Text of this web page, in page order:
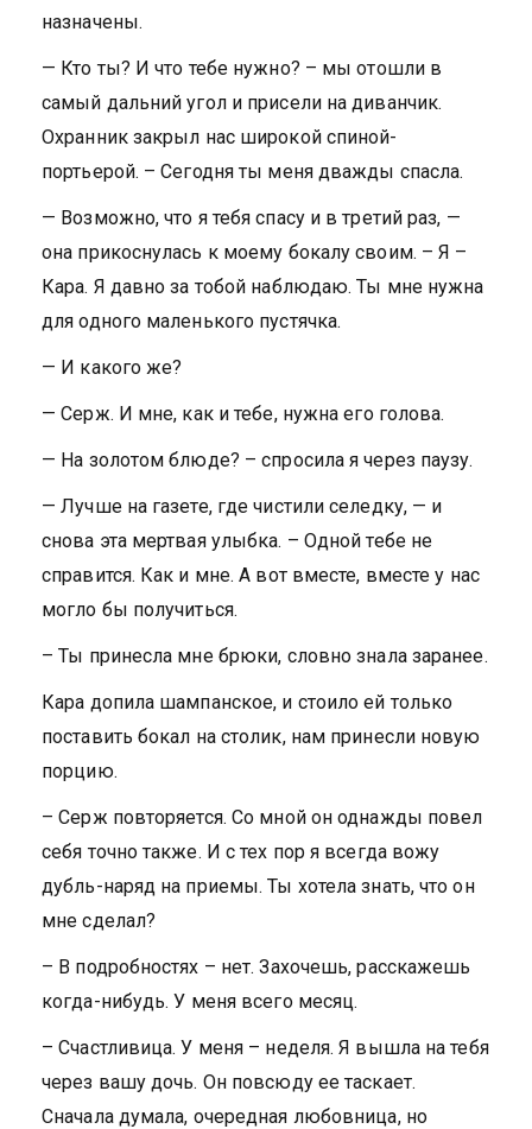
назначены.
— Кто ты? И что тебе нужно? – мы отошли в
самый дальний угол и присели на диванчик.
Охранник закрыл нас широкой спиной-
портьерой. – Сегодня ты меня дважды спасла.
— Возможно, что я тебя спасу и в третий раз, —
она прикоснулась к моему бокалу своим. – Я –
Кара. Я давно за тобой наблюдаю. Ты мне нужна
для одного маленького пустячка.
— И какого же?
— Серж. И мне, как и тебе, нужна его голова.
— На золотом блюде? – спросила я через паузу.
— Лучше на газете, где чистили селедку, — и
снова эта мертвая улыбка. – Одной тебе не
справится. Как и мне. А вот вместе, вместе у нас
могло бы получиться.
– Ты принесла мне брюки, словно знала заранее.
Кара допила шампанское, и стоило ей только
поставить бокал на столик, нам принесли новую
порцию.
– Серж повторяется. Со мной он однажды повел
себя точно также. И с тех пор я всегда вожу
дубль-наряд на приемы. Ты хотела знать, что он
мне сделал?
– В подробностях – нет. Захочешь, расскажешь
когда-нибудь. У меня всего месяц.
– Счастливица. У меня – неделя. Я вышла на тебя
через вашу дочь. Он повсюду ее таскает.
Сначала думала, очередная любовница, но